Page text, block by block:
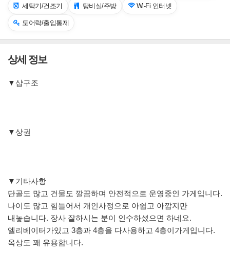
세탁기/건조기 탕비실/주방 Wi-Fi 인터넷
도어락/출입통제
상세 정보
▼샵구조
▼상권
▼기타사항
단골도 많고 건물도 깔끔하며 안전적으로 운영중인 가게입니다.
나이도 많고 힘들어서 개인사정으로 아쉽고 아깝지만
내놓습니다. 장사 잘하시는 분이 인수하셨으면 하네요.
엘리베이터가있고 3층과 4층을 다사용하고 4층이가게입니다.
옥상도 꽤 유용합니다.